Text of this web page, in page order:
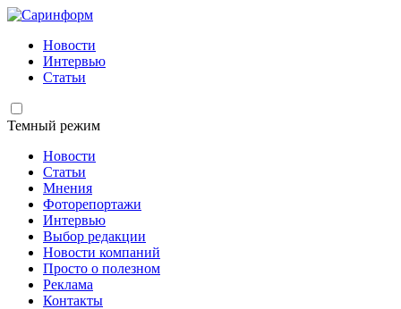
Новости
Интервью
Статьи
Темный режим
Новости
Статьи
Мнения
Фоторепортажи
Интервью
Выбор редакции
Новости компаний
Просто о полезном
Реклама
Контакты